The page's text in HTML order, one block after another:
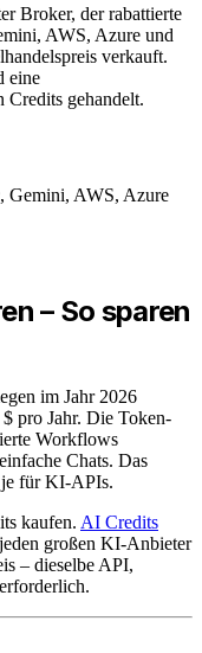
Broker, der rabattierte
AWS, Azure und
verkauft.
eine
Credits gehandelt.
Gemini, AWS, Azure
– So sparen
im Jahr 2026
pro Jahr. Die Token-
Workflows
Chats. Das
je für KI-APIs.
kaufen. AI Credits
großen KI-Anbieter
– dieselbe API,